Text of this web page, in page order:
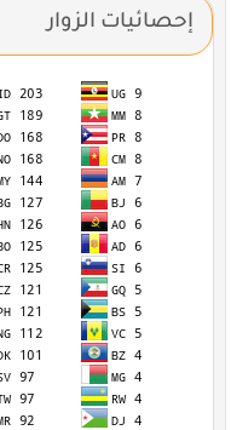
إحصائيات الزوار